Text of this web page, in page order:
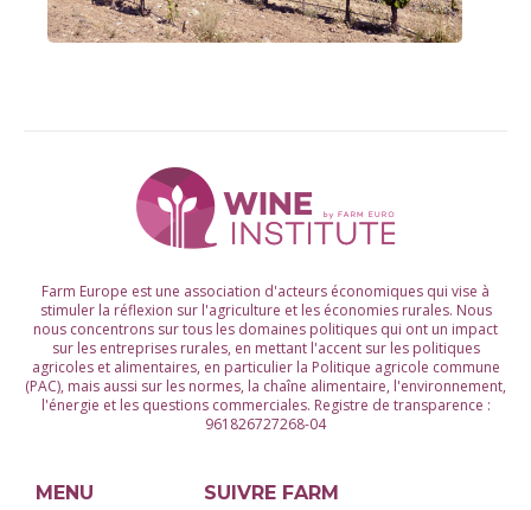
Farm Europe est une association d'acteurs économiques qui vise à
stimuler la réflexion sur l'agriculture et les économies rurales. Nous
nous concentrons sur tous les domaines politiques qui ont un impact
sur les entreprises rurales, en mettant l'accent sur les politiques
agricoles et alimentaires, en particulier la Politique agricole commune
(PAC), mais aussi sur les normes, la chaîne alimentaire, l'environnement,
l'énergie et les questions commerciales. Registre de transparence :
961826727268-04
MENU SUIVRE FARM